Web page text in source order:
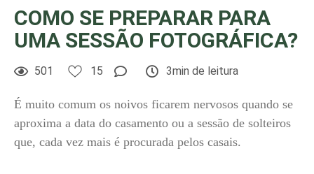
COMO SE PREPARAR PARA
UMA SESSÃO FOTOGRÁFICA?
501 15 3min de leitura
É muito comum os noivos ficarem nervosos quando se
aproxima a data do casamento ou a sessão de solteiros
que, cada vez mais é procurada pelos casais.